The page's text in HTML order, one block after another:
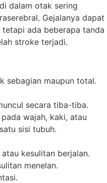
dalam otak sering
Gejalanya dapat
ada beberapa tanda
stroke terjadi.
sebagian maupun total.
secara tiba-tiba.
wajah, kaki, atau
sisi tubuh.
kesulitan berjalan.
menelan.